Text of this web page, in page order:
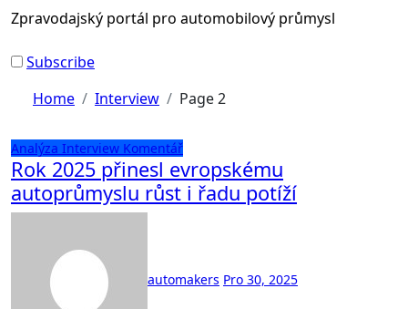
Zpravodajský portál pro automobilový průmysl
Subscribe
Home
Interview Page 2
Analýza Interview Komentář
Rok 2025 přinesl evropskému
autoprůmyslu růst i řadu potíží
automakers Pro 30, 2025